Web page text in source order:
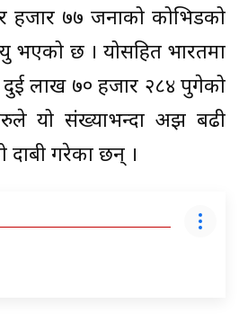
हजार ७७ जनाको कोभिडको
छ । योसहित भारतमा
लाख ७० हजार २८४ पुगेको
यो संख्याभन्दा अझ बढी
दाबी गरेका छन् ।